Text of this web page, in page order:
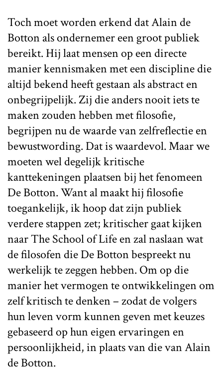
Toch moet worden erkend dat Alain de
Botton als ondernemer een groot publiek
bereikt. Hij laat mensen op een directe
manier kennismaken met een discipline die
altijd bekend heeft gestaan als abstract en
onbegrijpelijk. Zij die anders nooit iets te
maken zouden hebben met filosofie,
begrijpen nu de waarde van zelfreflectie en
bewustwording. Dat is waardevol. Maar we
moeten wel degelijk kritische
kanttekeningen plaatsen bij het fenomeen
De Botton. Want al maakt hij filosofie
toegankelijk, ik hoop dat zijn publiek
verdere stappen zet; kritischer gaat kijken
naar The School of Life en zal naslaan wat
de filosofen die De Botton bespreekt nu
werkelijk te zeggen hebben. Om op die
manier het vermogen te ontwikkelingen om
zelf kritisch te denken – zodat de volgers
hun leven vorm kunnen geven met keuzes
gebaseerd op hun eigen ervaringen en
persoonlijkheid, in plaats van die van Alain
de Botton.